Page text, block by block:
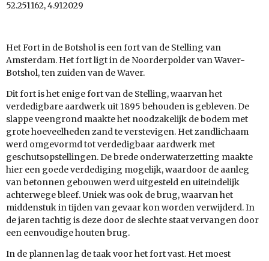
52.251162, 4.912029
Het Fort in de Botshol is een fort van de Stelling van
Amsterdam. Het fort ligt in de Noorderpolder van Waver-
Botshol, ten zuiden van de Waver.
Dit fort is het enige fort van de Stelling, waarvan het
verdedigbare aardwerk uit 1895 behouden is gebleven. De
slappe veengrond maakte het noodzakelijk de bodem met
grote hoeveelheden zand te verstevigen. Het zandlichaam
werd omgevormd tot verdedigbaar aardwerk met
geschutsopstellingen. De brede onderwaterzetting maakte
hier een goede verdediging mogelijk, waardoor de aanleg
van betonnen gebouwen werd uitgesteld en uiteindelijk
achterwege bleef. Uniek was ook de brug, waarvan het
middenstuk in tijden van gevaar kon worden verwijderd. In
de jaren tachtig is deze door de slechte staat vervangen door
een eenvoudige houten brug.
In de plannen lag de taak voor het fort vast. Het moest